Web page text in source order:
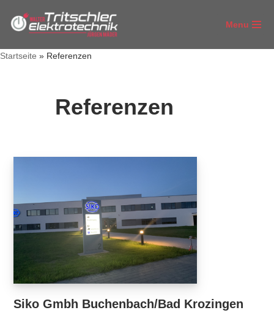
Zum
Inhalt
springen
Menu
Startseite » Referenzen
Referenzen
Siko Gmbh Buchenbach/Bad Krozingen